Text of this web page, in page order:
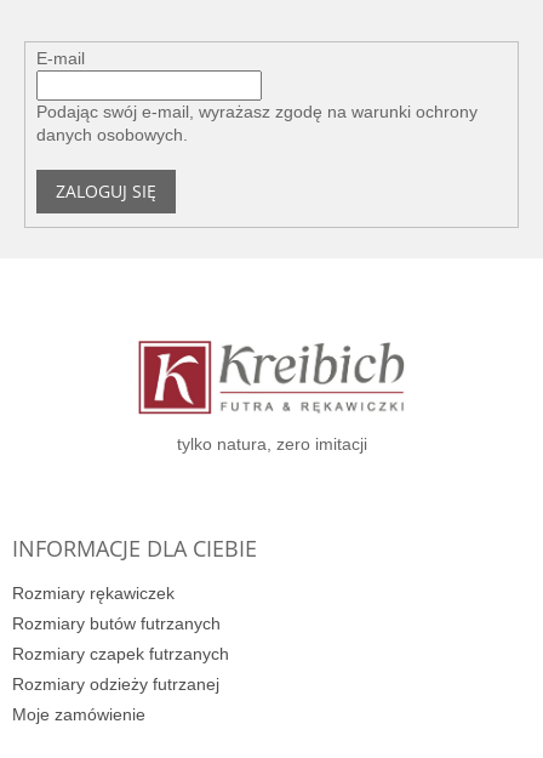
E-mail
Podając swój e-mail, wyrażasz zgodę na warunki ochrony
danych osobowych.
ZALOGUJ SIĘ
tylko natura, zero imitacji
INFORMACJE DLA CIEBIE
Rozmiary rękawiczek
Rozmiary butów futrzanych
Rozmiary czapek futrzanych
Rozmiary odzieży futrzanej
Moje zamówienie